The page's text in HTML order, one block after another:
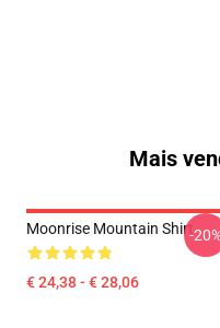
Mais
Moonrise Mountain Shirt
€ 24,38 - € 28,06
-